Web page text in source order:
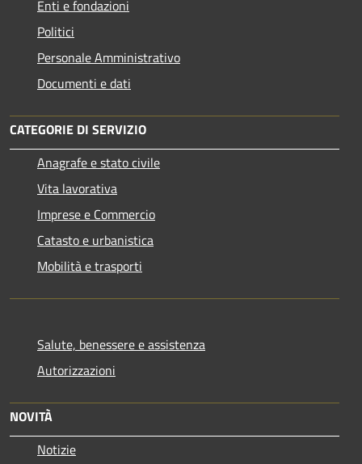
Enti e fondazioni
Politici
Personale Amministrativo
Documenti e dati
CATEGORIE DI SERVIZIO
Anagrafe e stato civile
Vita lavorativa
Imprese e Commercio
Catasto e urbanistica
Mobilità e trasporti
Salute, benessere e assistenza
Autorizzazioni
NOVITÀ
Notizie